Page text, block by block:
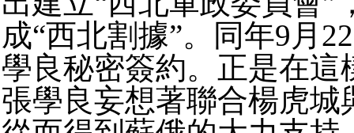
成“西北割據”。
同年9月
學良秘密簽約。 正是在這
張學良妄想著聯合楊虎城